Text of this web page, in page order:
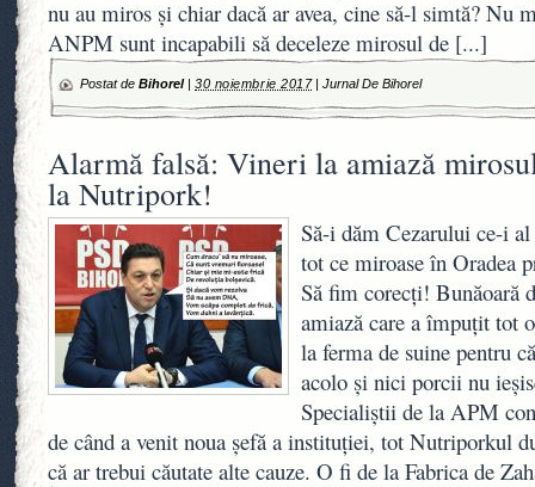
nu au miros și chiar dacă ar avea, cine să-l simtă? Nu
ANPM sunt incapabili să deceleze mirosul de [...]
Postat de Bihorel| 30 noiembrie 2017|Jurnal De Bihorel
Alarmă falsă: Vineri la amiază
la Nutripork!
Să-i dăm Cezarului ce-i
tot ce miroase în Oradea
Să fim corecți! Bunăoară
amiază care a împuțit tot
la ferma de suine pentru
acolo și nici porcii nu
Specialiștii de la APM
de când a venit noua șefă a instituției, tot Nutriporkul
că ar trebui căutate alte cauze. O fi de la Fabrica de